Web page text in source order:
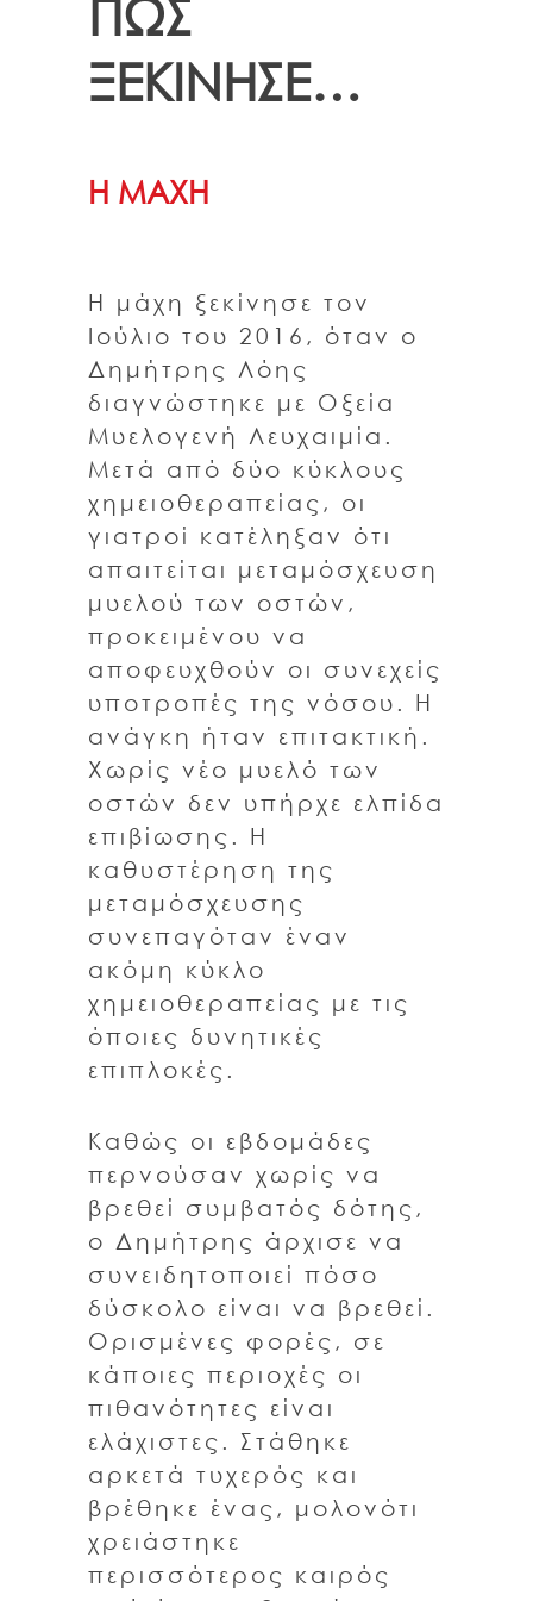
ΠΩΣ
ΞΕΚΙΝΗΣΕ…
Η ΜΑΧΗ
Η μάχη ξεκίνησε τον
Ιούλιο του 2016, όταν ο
Δημήτρης Λόης
διαγνώστηκε με Οξεία
Μυελογενή Λευχαιμία.
Μετά από δύο κύκλους
χημειοθεραπείας, οι
γιατροί κατέληξαν ότι
απαιτείται μεταμόσχευση
μυελού των οστών,
προκειμένου να
αποφευχθούν οι συνεχείς
υποτροπές της νόσου. Η
ανάγκη ήταν επιτακτική.
Χωρίς νέο μυελό των
οστών δεν υπήρχε ελπίδα
επιβίωσης. Η
καθυστέρηση της
μεταμόσχευσης
συνεπαγόταν έναν
ακόμη κύκλο
χημειοθεραπείας με τις
όποιες δυνητικές
επιπλοκές.
Καθώς οι εβδομάδες
περνούσαν χωρίς να
βρεθεί συμβατός δότης,
ο Δημήτρης άρχισε να
συνειδητοποιεί πόσο
δύσκολο είναι να βρεθεί.
Ορισμένες φορές, σε
κάποιες περιοχές οι
πιθανότητες είναι
ελάχιστες. Στάθηκε
αρκετά τυχερός και
βρέθηκε ένας, μολονότι
χρειάστηκε
περισσότερος καιρός